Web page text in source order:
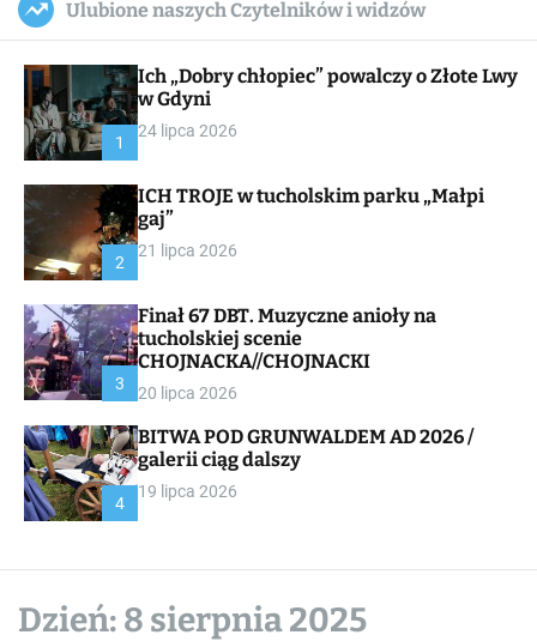
c
a
a
s
W
i
e
l
c
Ulubione naszych Czytelników i widzów
1
Ich „Dobry chłopiec” powalczy o Złote Lwy
w Gdyni
24 lipca 2026
2
ICH TROJE w tucholskim parku „Małpi
gaj”
21 lipca 2026
3
Finał 67 DBT. Muzyczne anioły na
tucholskiej scenie
CHOJNACKA//CHOJNACKI
20 lipca 2026
4
BITWA POD GRUNWALDEM AD 2026 /
galerii ciąg dalszy
19 lipca 2026
Dzień: 8 sierpnia 2025